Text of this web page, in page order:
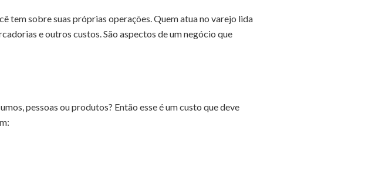
tem sobre suas próprias operações. Quem atua no varejo lida
e outros custos. São aspectos de um negócio que
pessoas ou produtos? Então esse é um custo que deve